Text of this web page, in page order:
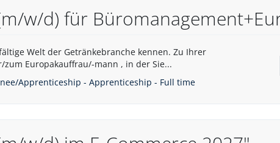
w/d) für
Welt der Getränkebranche kennen. Zu Ihrer
Europakauffrau/-mann , in der Sie...
Apprenticeship - Apprenticeship - Full time